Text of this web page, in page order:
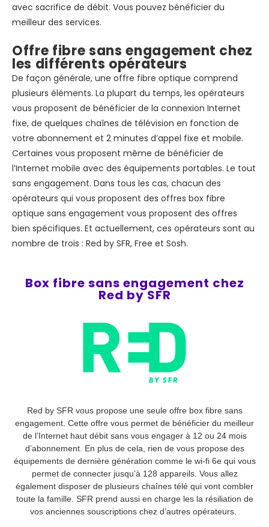
avec sacrifice de débit. Vous pouvez bénéficier du
meilleur des services.
Offre fibre sans engagement chez
les différents opérateurs
De façon générale, une offre fibre optique comprend
plusieurs éléments. La plupart du temps, les opérateurs
vous proposent de bénéficier de la connexion Internet
fixe, de quelques chaînes de télévision en fonction de
votre abonnement et 2 minutes d’appel fixe et mobile.
Certaines vous proposent même de bénéficier de
l’Internet mobile avec des équipements portables. Le tout
sans engagement. Dans tous les cas, chacun des
opérateurs qui vous proposent des offres box fibre
optique sans engagement vous proposent des offres
bien spécifiques. Et actuellement, ces opérateurs sont au
nombre de trois : Red by SFR, Free et Sosh.
Box fibre sans engagement chez
Red by SFR
Red by SFR vous propose une seule offre box fibre sans
engagement. Cette offre vous permet de bénéficier du meilleur
de l’Internet haut débit sans vous engager à 12 ou 24 mois
d’abonnement. En plus de cela, rien de vous propose des
équipements de dernière génération comme le wi-fi 6e qui vous
permet de connecter jusqu’à 128 appareils. Vous allez
également disposer de plusieurs chaînes télé qui vont combler
toute la famille. SFR prend aussi en charge les la résiliation de
vos anciennes souscriptions chez d’autres opérateurs.